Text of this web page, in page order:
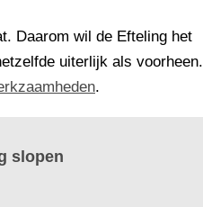
Daarom wil de Efteling het
uiterlijk als voorheen.
.
slopen